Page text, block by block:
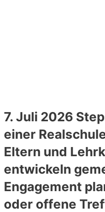
7. Juli 2026
einer
Eltern und
entwickeln
Engagement
oder offene